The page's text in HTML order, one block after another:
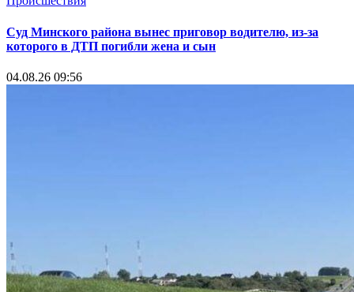
Суд Минского района вынес приговор водителю, из-за
которого в ДТП погибли жена и сын
04.08.26 09:56